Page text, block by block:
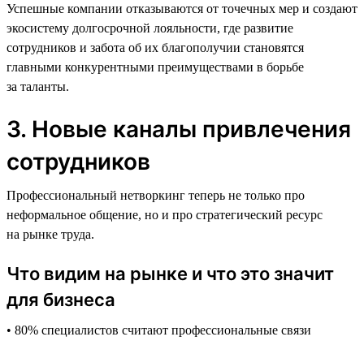
Успешные компании отказываются от точечных мер и создают
экосистему долгосрочной лояльности, где развитие
сотрудников и забота об их благополучии становятся
главными конкурентными преимуществами в борьбе
за таланты.
3. Новые каналы привлечения
сотрудников
Профессиональный нетворкинг теперь не только про
неформальное общение, но и про стратегический ресурс
на рынке труда.
Что видим на рынке и что это значит
для бизнеса
• 80% специалистов считают профессиональные связи